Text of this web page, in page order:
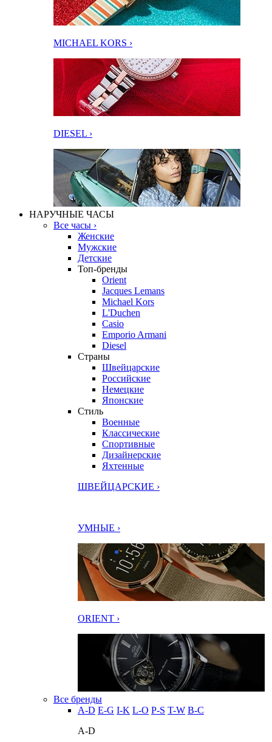
MICHAEL KORS ›
DIESEL ›
НАРУЧНЫЕ ЧАСЫ
Все часы ›
Женские
Мужские
Детские
Топ-бренды
Orient
Jacques Lemans
Michael Kors
L'Duchen
Casio
Emporio Armani
Diesel
Страны
Швейцарские
Российские
Немецкие
Японские
Стиль
Военные
Классические
Спортивные
Дизайнерские
Яхтенные
ШВЕЙЦАРСКИЕ ›
УМНЫЕ ›
ORIENT ›
Все бренды
A-D E-G I-K L-O P-S T-W В-С
A-D